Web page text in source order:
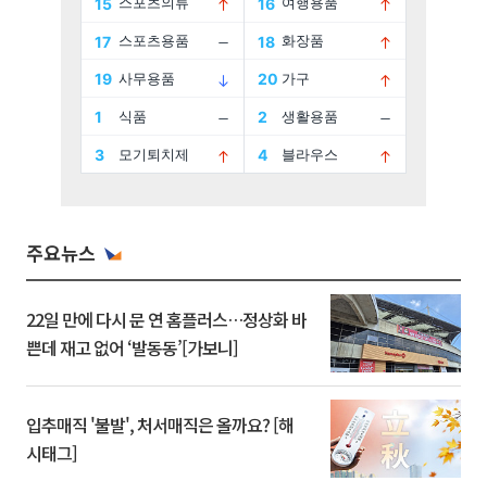
주요뉴스
22일 만에 다시 문 연 홈플러스…정상화 바
쁜데 재고 없어 ‘발동동’[가보니]
입추매직 '불발', 처서매직은 올까요? [해
시태그]